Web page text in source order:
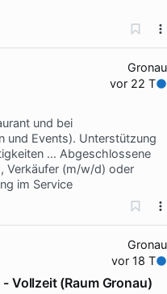
Gronau
vor 22 T
und bei
und Events). Unterstützung
… Abgeschlossene
Verkäufer (m/w/d) oder
im Service
Gronau
vor 18 T
Vollzeit (Raum Gronau)